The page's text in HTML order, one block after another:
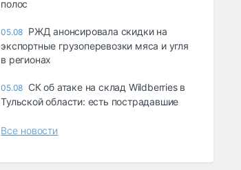
полос
05.08 РЖД анонсировала скидки на
экспортные грузоперевозки мяса и угля
в регионах
05.08 СК об атаке на склад Wildberries в
Тульской области: есть пострадавшие
Все новости